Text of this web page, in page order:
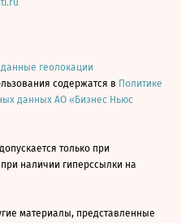
данные геолокации
содержатся в Политике
данных АО «Бизнес Ньюс
только при
при наличии гиперссылки на
материалы, представленные